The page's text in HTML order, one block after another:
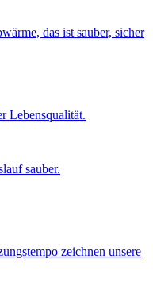
das ist sauber, sicher
Lebensqualität.
sauber.
zeichnen unsere